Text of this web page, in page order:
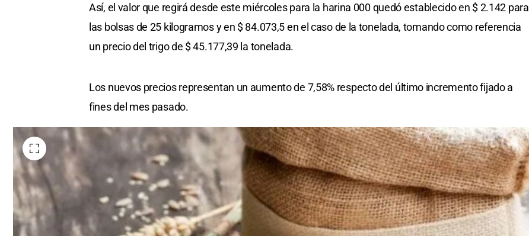
Así, el valor que regirá desde este miércoles para la harina 000 quedó establecido en $ 2.142 para
las bolsas de 25 kilogramos y en $ 84.073,5 en el caso de la tonelada, tomando como referencia
un precio del trigo de $ 45.177,39 la tonelada.
Los nuevos precios representan un aumento de 7,58% respecto del último incremento fijado a
fines del mes pasado.